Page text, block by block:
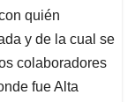
quién
y de la cual se
colaboradores
fue Alta